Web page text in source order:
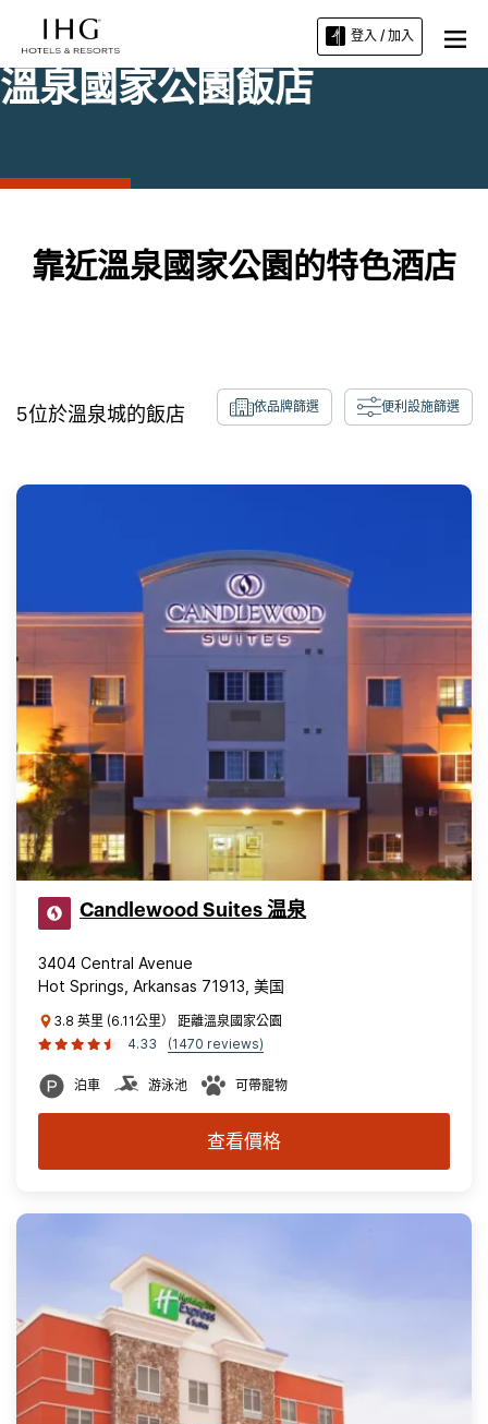
登入 / 加入
溫泉國家公園飯店
靠近溫泉國家公園的特色酒店
5位於溫泉城的飯店 依品牌篩選 便利設施篩選
Candlewood Suites 温泉
3404 Central Avenue
Hot Springs, Arkansas 71913, 美国
3.8 英里 (6.11公里） 距離溫泉國家公園
4.33
(1470 reviews)
泊車 游泳池 可帶寵物
查看價格